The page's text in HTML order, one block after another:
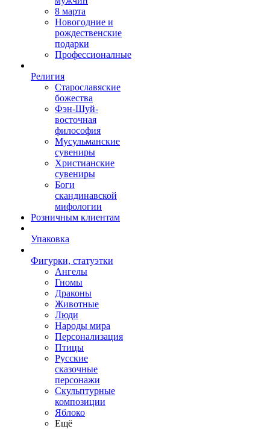
8 марта
Новогодние и
рождественские
подарки
Профессионалные
Религия
Старославяские
божества
Фэн-Шуй-
восточная
философия
Мусульманские
сувениры
Христианские
сувениры
Боги
скандинавской
мифологии
Розничным клиентам
Упаковка
Фигурки, статуэтки
Ангелы
Гномы
Драконы
Животные
Люди
Народы мира
Персонализация
Птицы
Русские
сказочные
персонажи
Скульптурные
композиции
Яблоко
Ещё